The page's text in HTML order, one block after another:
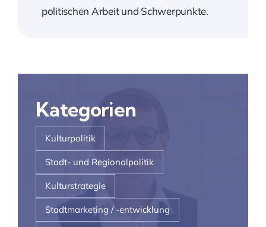
politischen Arbeit und Schwerpunkte.
Kategorien
Kulturpolitik
Stadt- und Regionalpolitik
Kulturstrategie
Stadtmarketing / -entwicklung